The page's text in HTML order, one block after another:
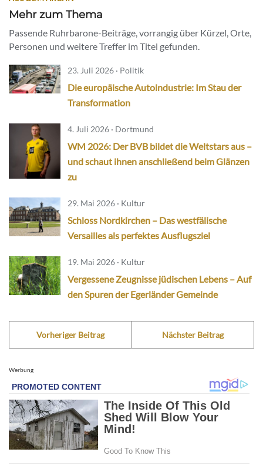
Mehr zum Thema
Passende Ruhrbarone-Beiträge, vorrangig über Kürzel, Orte,
Personen und weitere Treffer im Titel gefunden.
23. Juli 2026 · Politik
Die europäische Autoindustrie: Im Stau der
Transformation
4. Juli 2026 · Dortmund
WM 2026: Der BVB bildet die Weltstars aus –
und schaut ihnen anschließend beim Glänzen
zu
29. Mai 2026 · Kultur
Schloss Nordkirchen – Das westfälische
Versailles als perfektes Ausflugsziel
19. Mai 2026 · Kultur
Vergessene Zeugnisse jüdischen Lebens – Auf
den Spuren der Egerländer Gemeinde
Vorheriger Beitrag Nächster Beitrag
Werbung